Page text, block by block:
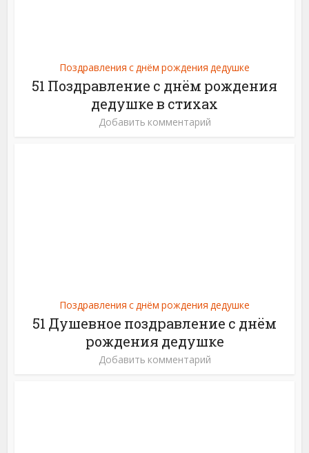
Поздравления с днём рождения дедушке
51 Поздравление с днём рождения
дедушке в стихах
Добавить комментарий
Поздравления с днём рождения дедушке
51 Душевное поздравление с днём
рождения дедушке
Добавить комментарий